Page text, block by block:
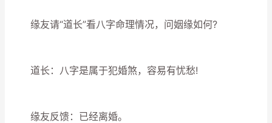
缘友请“道长”看八字命理情况，问姻缘如何?
道长：八字是属于犯婚煞，容易有忧愁!
缘友反馈：已经离婚。